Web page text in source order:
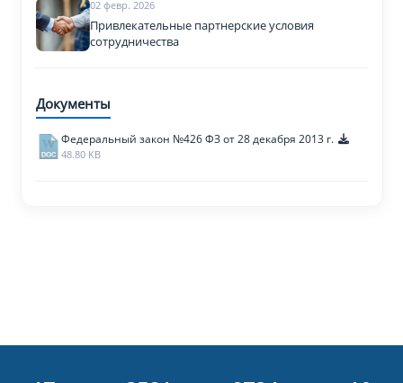
02 февр. 2026
Привлекательные партнерские условия
сотрудничества
Документы
Федеральный закон №426 ФЗ от 28 декабря 2013 г.
48.80 KB